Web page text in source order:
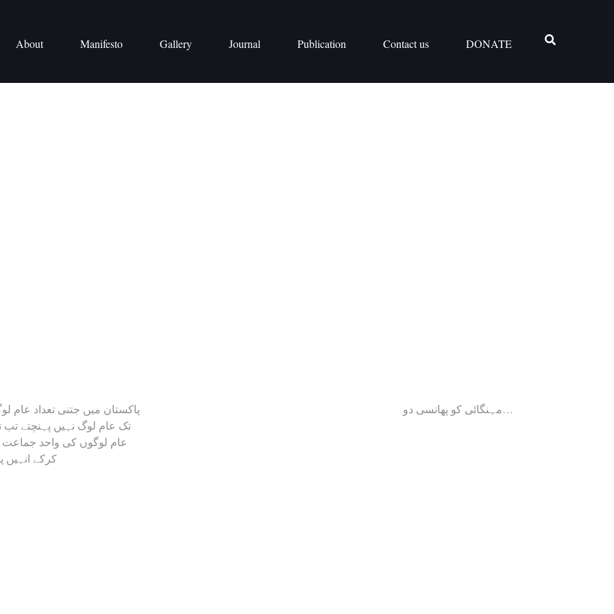
About Manifesto Gallery Journal Publication Contact us DONATE
پاکستان میں جتنی تعداد
تک عام لوگ نہیں پہنچتے
کرکے انہیں
مہنگائی کو پھانسی دو…